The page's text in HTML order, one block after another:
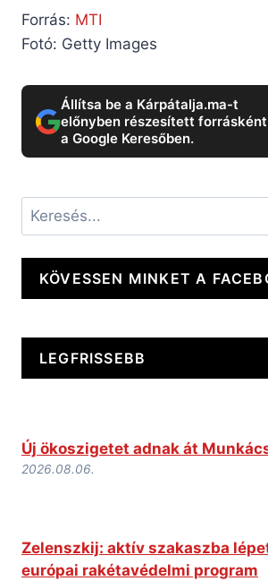
Forrás: MTI
Fotó: Getty Images
Állítsa be a Kárpátalja.ma-t
előnyben részesített forrásként
a Google Keresőben.
Keresés
KÖVESSEN MINKET A
LEGFRISSEBB
Új ökoszigetet adnak át
2026.08.06.
Zelenszkij: aktív szakaszba
európai rakétavédelmi program